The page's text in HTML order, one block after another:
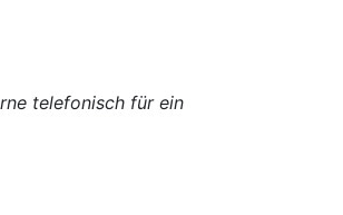
telefonisch für ein